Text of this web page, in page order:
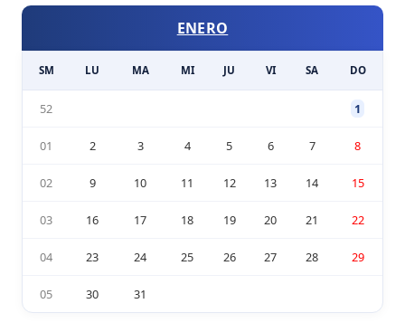
ENERO
SM LU MA MI JU VI SA DO
52 1
01 2 3 4 5 6 7 8
02 9 10 11 12 13 14 15
03 16 17 18 19 20 21 22
04 23 24 25 26 27 28 29
05 30 31